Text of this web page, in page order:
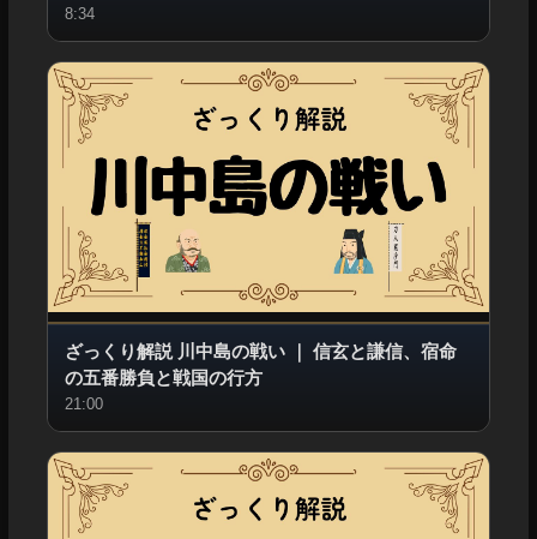
8:34
ざっくり解説 川中島の戦い｜ 信玄と謙信、宿命
の五番勝負と戦国の行方
21:00